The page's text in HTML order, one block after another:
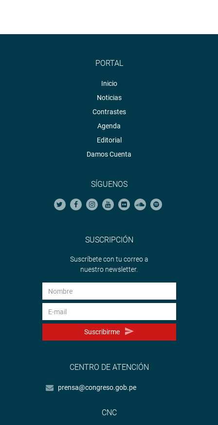
PORTAL
Inicio
Noticias
Contrastes
Agenda
Editorial
Damos Cuenta
SÍGUENOS
SUSCRIPCIÓN
Suscríbete con tu correo a
nuestro newsletter.
Suscribirme
CENTRO DE ATENCIÓN
prensa@congreso.gob.pe
CNC